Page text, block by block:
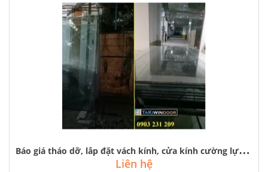
B
áo giá tháo dỡ, lắp đặt vách kính, cửa kính cường lực tại royal city
Liên hệ